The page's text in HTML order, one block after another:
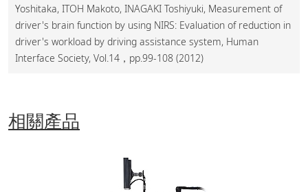
Yoshitaka, ITOH Makoto, INAGAKI Toshiyuki, Measurement of
driver's brain function by using NIRS: Evaluation of reduction in
driver's workload by driving assistance system, Human
Interface Society, Vol.14，pp.99-108 (2012)
相關產品